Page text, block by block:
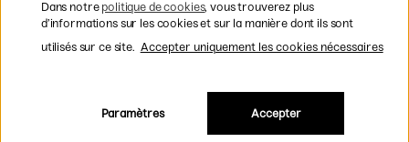
Dans notre politique de cookies, vous trouverez plus
d’informations sur les cookies et sur la manière dont ils sont
utilisés sur ce site. Accepter uniquement les cookies nécessaires
Paramètres Accepter